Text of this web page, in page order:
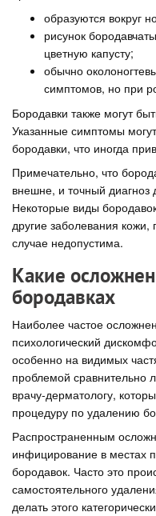
образуются вокруг
рисунок
цветную капусту;
обычно
симптомов, но при
Бородавки также могут
Указанные симптомы
бородавки, что иногда
Примечательно, что
внешне, и точный диагноз
Некоторые виды
другие заболевания кожи,
случае недопустима.
Какие
бородавках
Наиболее частое
психологический
особенно на видимых
проблемой сравнительно
врачу-дерматологу,
процедуру по удалению
Распространенным
инфицирование в местах
бородавок. Часто это
самостоятельного
делать этого